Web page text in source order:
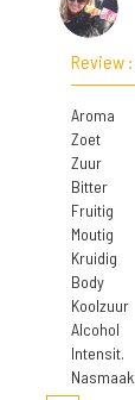
Review :
Aroma
Zoet
Zuur
Bitter
Fruitig
Moutig
Kruidig
Body
Koolzuur
Alcohol
Intensit.
Nasmaak